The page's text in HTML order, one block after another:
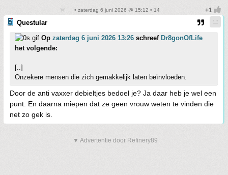
• zaterdag 6 juni 2026 @ 15:12 • 14
Questular
Op zaterdag 6 juni 2026 13:26 schreef Dr8gonOfLife
het volgende:
[..]
Onzekere mensen die zich gemakkelijk laten beïnvloeden.
Door de anti vaxxer debieltjes bedoel je? Ja daar heb je wel een
punt. En daarna miepen dat ze geen vrouw weten te vinden die
net zo gek is.
▼ Advertentie door Refinery89